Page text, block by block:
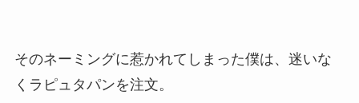
そのネーミングに惹かれてしまった僕は、迷いな
くラピュタパンを注文。